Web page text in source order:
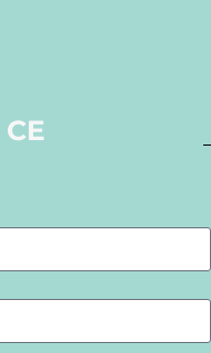
CE